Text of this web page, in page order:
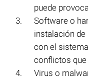
puede
Software o
instalación
con el
conflictos que
Virus o